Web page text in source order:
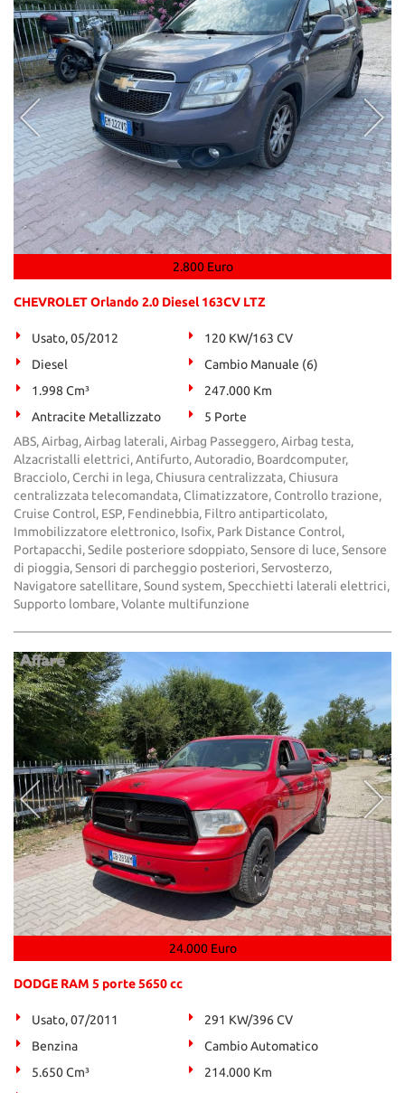
2.800 Euro
CHEVROLET Orlando 2.0 Diesel 163CV LTZ
Usato, 05/2012
120 KW/163 CV
Diesel
Cambio Manuale (6)
1.998 Cm³
247.000 Km
Antracite Metallizzato
5 Porte
ABS, Airbag, Airbag laterali, Airbag Passeggero, Airbag testa,
Alzacristalli elettrici, Antifurto, Autoradio, Boardcomputer,
Bracciolo, Cerchi in lega, Chiusura centralizzata, Chiusura
centralizzata telecomandata, Climatizzatore, Controllo trazione,
Cruise Control, ESP, Fendinebbia, Filtro antiparticolato,
Immobilizzatore elettronico, Isofix, Park Distance Control,
Portapacchi, Sedile posteriore sdoppiato, Sensore di luce, Sensore
di pioggia, Sensori di parcheggio posteriori, Servosterzo,
Navigatore satellitare, Sound system, Specchietti laterali elettrici,
Supporto lombare, Volante multifunzione
24.000 Euro
DODGE RAM 5 porte 5650 cc
Usato, 07/2011
291 KW/396 CV
Benzina
Cambio Automatico
5.650 Cm³
214.000 Km